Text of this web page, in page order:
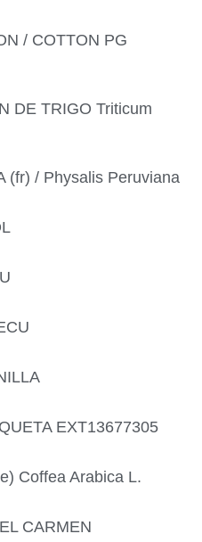
/ COTTON PG
DE TRIGO Triticum
(fr) / Physalis Peruviana
EXT13677305
Coffea Arabica L.
CARMEN